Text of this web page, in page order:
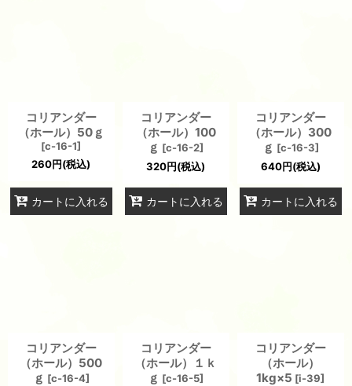
コリアンダー
（ホール）50ｇ
[c-16-1]
260円(税込)
カートに入れる
コリアンダー
（ホール）100
ｇ [c-16-2]
320円(税込)
カートに入れる
コリアンダー
（ホール）300
ｇ [c-16-3]
640円(税込)
カートに入れる
コリアンダー
（ホール）500
ｇ [c-16-4]
コリアンダー
（ホール）１ｋ
ｇ [c-16-5]
コリアンダー
（ホール）
1kg×5 [i-39]